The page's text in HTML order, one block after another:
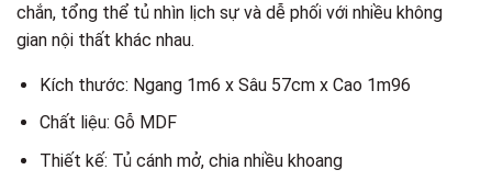
chắn, tổng thể tủ nhìn lịch sự và dễ phối với nhiều không
gian nội thất khác nhau.
Kích thước: Ngang 1m6 x Sâu 57cm x Cao 1m96
Chất liệu: Gỗ MDF
Thiết kế: Tủ cánh mở, chia nhiều khoang